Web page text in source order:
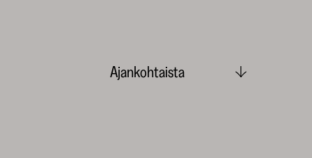
Ajankohtaista